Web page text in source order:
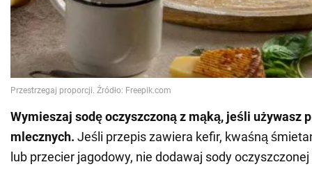
Wymieszaj sodę oczyszczoną z mąką, jeśli używasz
mlecznych. Jeśli przepis zawiera kefir, kwaśną
lub przecier jagodowy, nie dodawaj sody